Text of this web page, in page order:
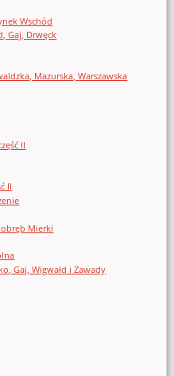
Wschód
Gaj, Drwęck
Mazurska, Warszawska
II
II
Mierki
Gaj, Wigwałd i Zawady